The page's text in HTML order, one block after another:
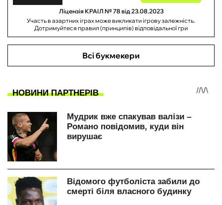
Ліцензія КРАІЛ № 78 від 23.08.2023
Участь в азартних іграх може викликати ігрову залежність.
Дотримуйтеся правил (принципів) відповідальної гри
Всі букмекери